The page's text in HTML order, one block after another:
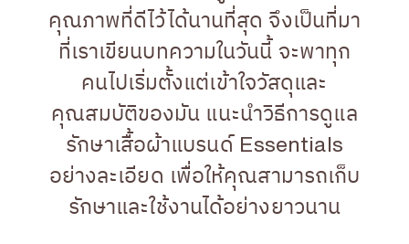
คุณภาพที่ดีไว้ได้นานที่สุด จึงเป็นที่มา
ที่เราเขียนบทความในวันนี้ จะพาทุก
คนไปเริ่มตั้งแต่เข้าใจวัสดุและ
คุณสมบัติของมัน แนะนำวิธีการดูแล
รักษาเสื้อผ้าแบรนด์ Essentials
อย่างละเอียด เพื่อให้คุณสามารถเก็บ
รักษาและใช้งานได้อย่างยาวนาน